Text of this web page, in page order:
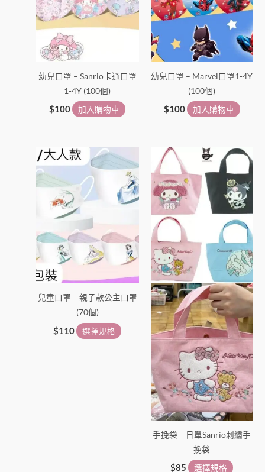
幼兒口罩 – Sanrio卡通口罩
1-4Y (100個)
$100 加入購物車
幼兒口罩 – Marvel口罩1-4Y
(100個)
$100 加入購物車
兒童口罩 – 親子款公主口罩
(70個)
$110 選擇規格
產
品
有
款
式。
在
產
頁
手挽袋 – 日單Sanrio刺繡手
挽袋
$85 選擇規格
此
品
有
多
種
款
式。
可
在
品
頁
面
選
擇
選
項